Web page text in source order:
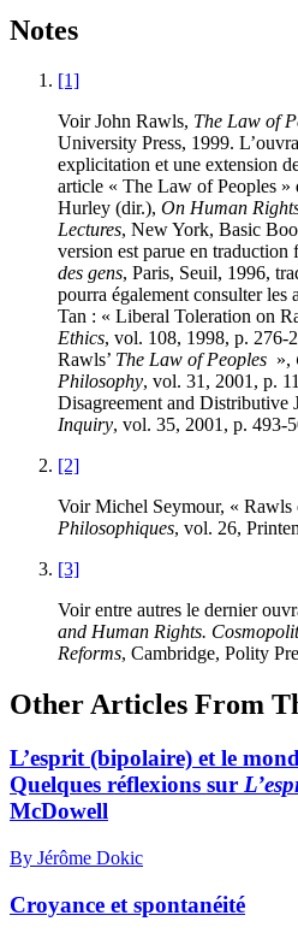
Notes
[1]
Voir John Rawls, The Law of
University Press, 1999.
explicitation et une extension
article « The Law of Peoples »
Hurley (dir.), On Human
Lectures, New York, Basic
version est parue en traduction
des gens, Paris, Seuil, 1996,
pourra également consulter
Tan : « Liberal Toleration on
Ethics, vol. 108, 1998, p. 276-
Rawls’ The Law of Peoples »,
Philosophy, vol. 31, 2001, p.
Disagreement and Distributive
Inquiry, vol. 35, 2001, p. 493-
[2]
Voir Michel Seymour, « Rawls
Philosophiques, vol. 26,
[3]
Voir entre autres le dernier
and Human Rights.
Reforms, Cambridge, Polity
Other Articles From
L’esprit (bipolaire) et le
Quelques réflexions sur
McDowell
By Jérôme Dokic
Croyance et spontanéité